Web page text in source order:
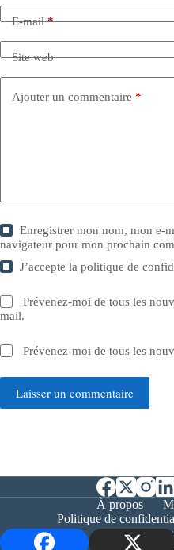
E-mail*
Site web
Ajouter un commentaire *
Enregistrer mon nom, mon e-
navigateur pour mon prochain
J’accepte lapolitique de
Prévenez-moi de tous les
mail.
Prévenez-moi de tous les
Laisser un commentaire
À propos
Politique de